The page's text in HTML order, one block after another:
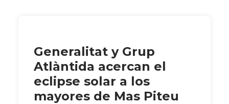
Generalitat y Grup
Atlàntida acercan el
eclipse solar a los
mayores de Mas Piteu